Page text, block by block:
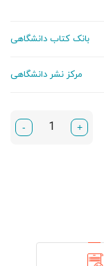
بانک کتاب دانشگاهی
مرکز نشر دانشگاهی
+
-